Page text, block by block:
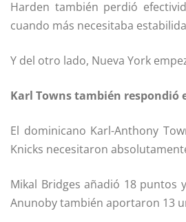
Harden también perdió
cuando más necesitaba
Y del otro lado, Nueva York
Karl Towns también respondió
El dominicano Karl-Anthony
Knicks necesitaron
Mikal Bridges añadió 18 puntos
Anunoby también aportaron 13